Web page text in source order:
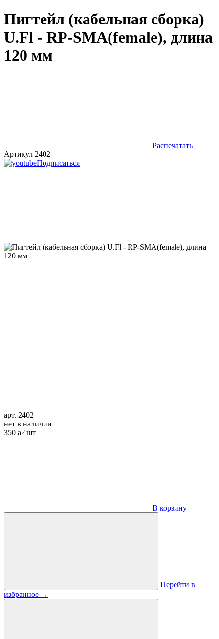
Пигтейл (кабельная сборка)
U.Fl - RP-SMA(female), длина
120 мм
Распечатать
Артикул 2402
Подписаться
арт. 2402
нет в наличии
350 a ⁄ шт
В корзину
Перейти в
избранное →